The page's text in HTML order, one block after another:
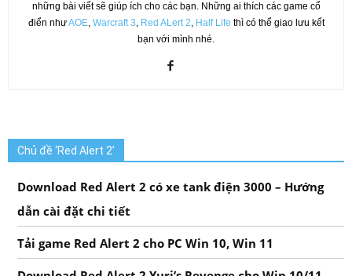
những bài viết sẽ giúp ích cho các bạn. Những ai thích các game cổ
điển nhưAOE, Warcraft 3, Red ALert 2, Half Life thì có thể giao lưu kết
bạn với mình nhé.
Chủ đề ‘Red Alert 2’
Download Red Alert 2 có xe tank điện 3000 – Hướng
dẫn cài đặt chi tiết
Tải game Red Alert 2 cho PC Win 10, Win 11